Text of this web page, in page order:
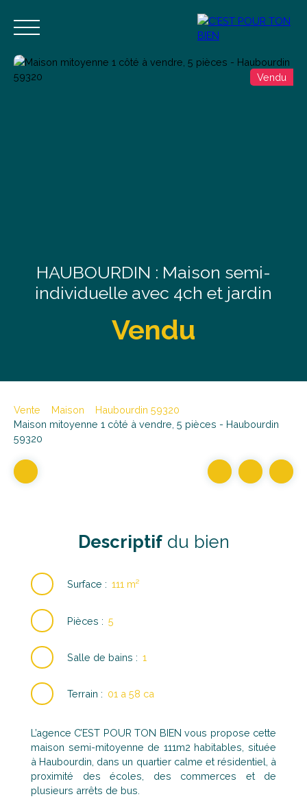
Vendu
HAUBOURDIN : Maison semi-
individuelle avec 4ch et jardin
Vendu
Vente Maison
Haubourdin 59320
Maison mitoyenne 1 côté à vendre, 5 pièces - Haubourdin
59320
Descriptifdu bien
Surface : 111 m²
Pièces : 5
Salle de bains : 1
Terrain : 01 a 58 ca
L’agence C’EST POUR TON BIEN vous propose cette
maison semi-mitoyenne de 111m2 habitables, située
à Haubourdin, dans un quartier calme et résidentiel, à
proximité des écoles, des commerces et de
plusieurs arrêts de bus.